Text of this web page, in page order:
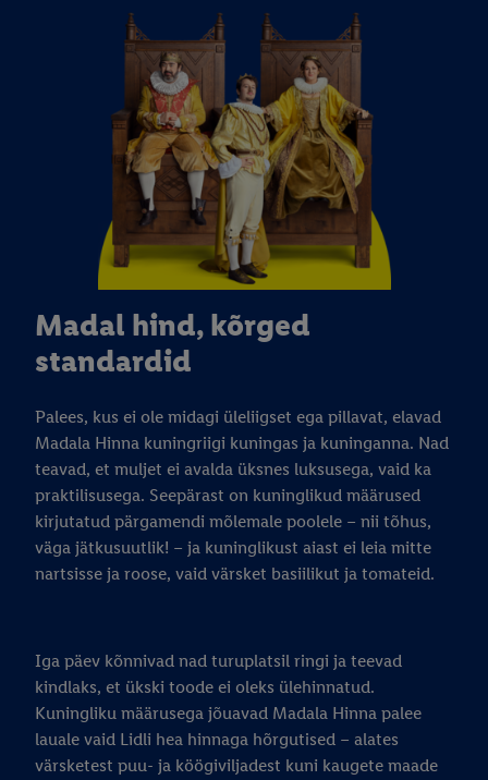
Madal hind, kõrged
standardid
Palees, kus ei ole midagi üleliigset ega pillavat, elavad
Madala Hinna kuningriigi kuningas ja kuninganna. Nad
teavad, et muljet ei avalda üksnes luksusega, vaid ka
praktilisusega. Seepärast on kuninglikud määrused
kirjutatud pärgamendi mõlemale poolele – nii tõhus,
väga jätkusuutlik! – ja kuninglikust aiast ei leia mitte
nartsisse ja roose, vaid värsket basiilikut ja tomateid.
Iga päev kõnnivad nad turuplatsil ringi ja teevad
kindlaks, et ükski toode ei oleks ülehinnatud.
Kuningliku määrusega jõuavad Madala Hinna palee
lauale vaid Lidli hea hinnaga hõrgutised – alates
värsketest puu- ja köögiviljadest kuni kaugete maade